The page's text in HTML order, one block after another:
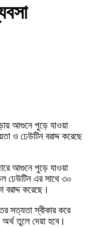
আগুনে পুড়ে যাওয়া
ও ঢেউটিন বরাদ্দ করেছে
আগুনে পুড়ে যাওয়া
ঢেউটিন এর সাথে ৩০
করেছে।
সত্যতা স্বীকার করে
তুলে দেয়া হবে।